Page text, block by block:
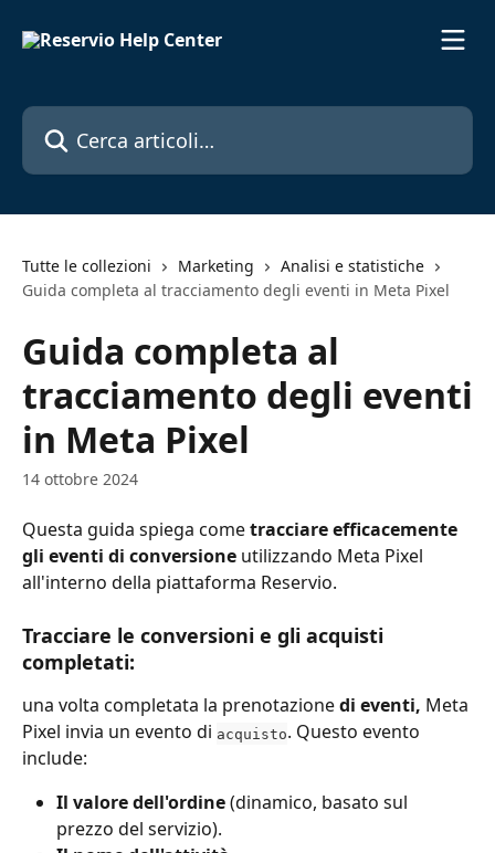
Cerca articoli…
Tutte le collezioni Marketing
Analisi e statistiche
Guida completa al tracciamento degli eventi in Meta Pixel
Guida completa al
tracciamento degli eventi
in Meta Pixel
14 ottobre 2024
Questa guida spiega come tracciare efficacemente
gli eventi di conversione utilizzando Meta Pixel
all'interno della piattaforma Reservio.
Tracciare le conversioni e gli acquisti
completati:
una volta completata la prenotazione di eventi, Meta
Pixel invia un evento di acquisto. Questo evento
include:
Il valore dell'ordine (dinamico, basato sul
prezzo del servizio).